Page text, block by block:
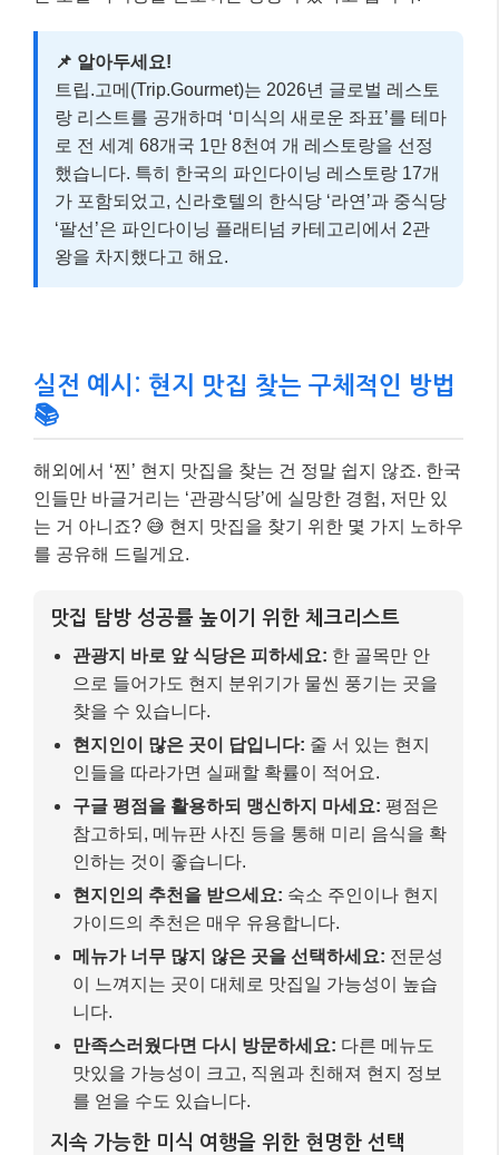
📌 알아두세요!
트립.고메(Trip.Gourmet)는 2026년 글로벌 레스토
랑 리스트를 공개하며 ‘미식의 새로운 좌표’를 테마
로 전 세계 68개국 1만 8천여 개 레스토랑을 선정
했습니다. 특히 한국의 파인다이닝 레스토랑 17개
가 포함되었고, 신라호텔의 한식당 ‘라연’과 중식당
‘팔선’은 파인다이닝 플래티넘 카테고리에서 2관
왕을 차지했다고 해요.
실전 예시: 현지 맛집 찾는 구체적인 방법
📚
해외에서 ‘찐’ 현지 맛집을 찾는 건 정말 쉽지 않죠. 한국
인들만 바글거리는 ‘관광식당’에 실망한 경험, 저만 있
는 거 아니죠? 😅 현지 맛집을 찾기 위한 몇 가지 노하우
를 공유해 드릴게요.
맛집 탐방 성공률 높이기 위한 체크리스트
관광지 바로 앞 식당은 피하세요: 한 골목만 안
으로 들어가도 현지 분위기가 물씬 풍기는 곳을
찾을 수 있습니다.
현지인이 많은 곳이 답입니다: 줄 서 있는 현지
인들을 따라가면 실패할 확률이 적어요.
구글 평점을 활용하되 맹신하지 마세요: 평점은
참고하되, 메뉴판 사진 등을 통해 미리 음식을 확
인하는 것이 좋습니다.
현지인의 추천을 받으세요: 숙소 주인이나 현지
가이드의 추천은 매우 유용합니다.
메뉴가 너무 많지 않은 곳을 선택하세요: 전문성
이 느껴지는 곳이 대체로 맛집일 가능성이 높습
니다.
만족스러웠다면 다시 방문하세요: 다른 메뉴도
맛있을 가능성이 크고, 직원과 친해져 현지 정보
를 얻을 수도 있습니다.
지속 가능한 미식 여행을 위한 현명한 선택